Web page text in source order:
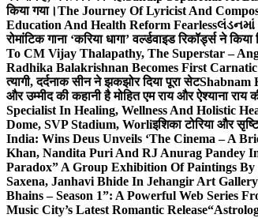
किया गया।The Journey Of Lyricist And
Education And Health Reform Fearlessલંડનમાં
रोमांटिक गाना ‘करिया धागा’ वर्ल्डवाइड रिकॉर्ड्स ने किया
To CM Vijay Thalapathy, The Superstar –
Radhika Balakrishnan Becomes First
त्यागी, दर्दनाक सीन ने झकझोर दिया पूरा सेटShabnam
और उम्मीद की कहानी है मोहित एम राय और ऐश्याना राय
Specialist In Healing, Wellness And Holistic
Dome, SVP Stadium, Worliइशिका टोरिया और
India: Wins Deus Unveils ‘The Cinema – A
Khan, Nandita Puri And RJ Anurag Pandey
Paradox” A Group Exhibition Of Paintings
Saxena, Janhavi Bhide In Jehangir Art Gallery
Bhains – Season 1”: A Powerful Web Series
Music City’s Latest Romantic Release